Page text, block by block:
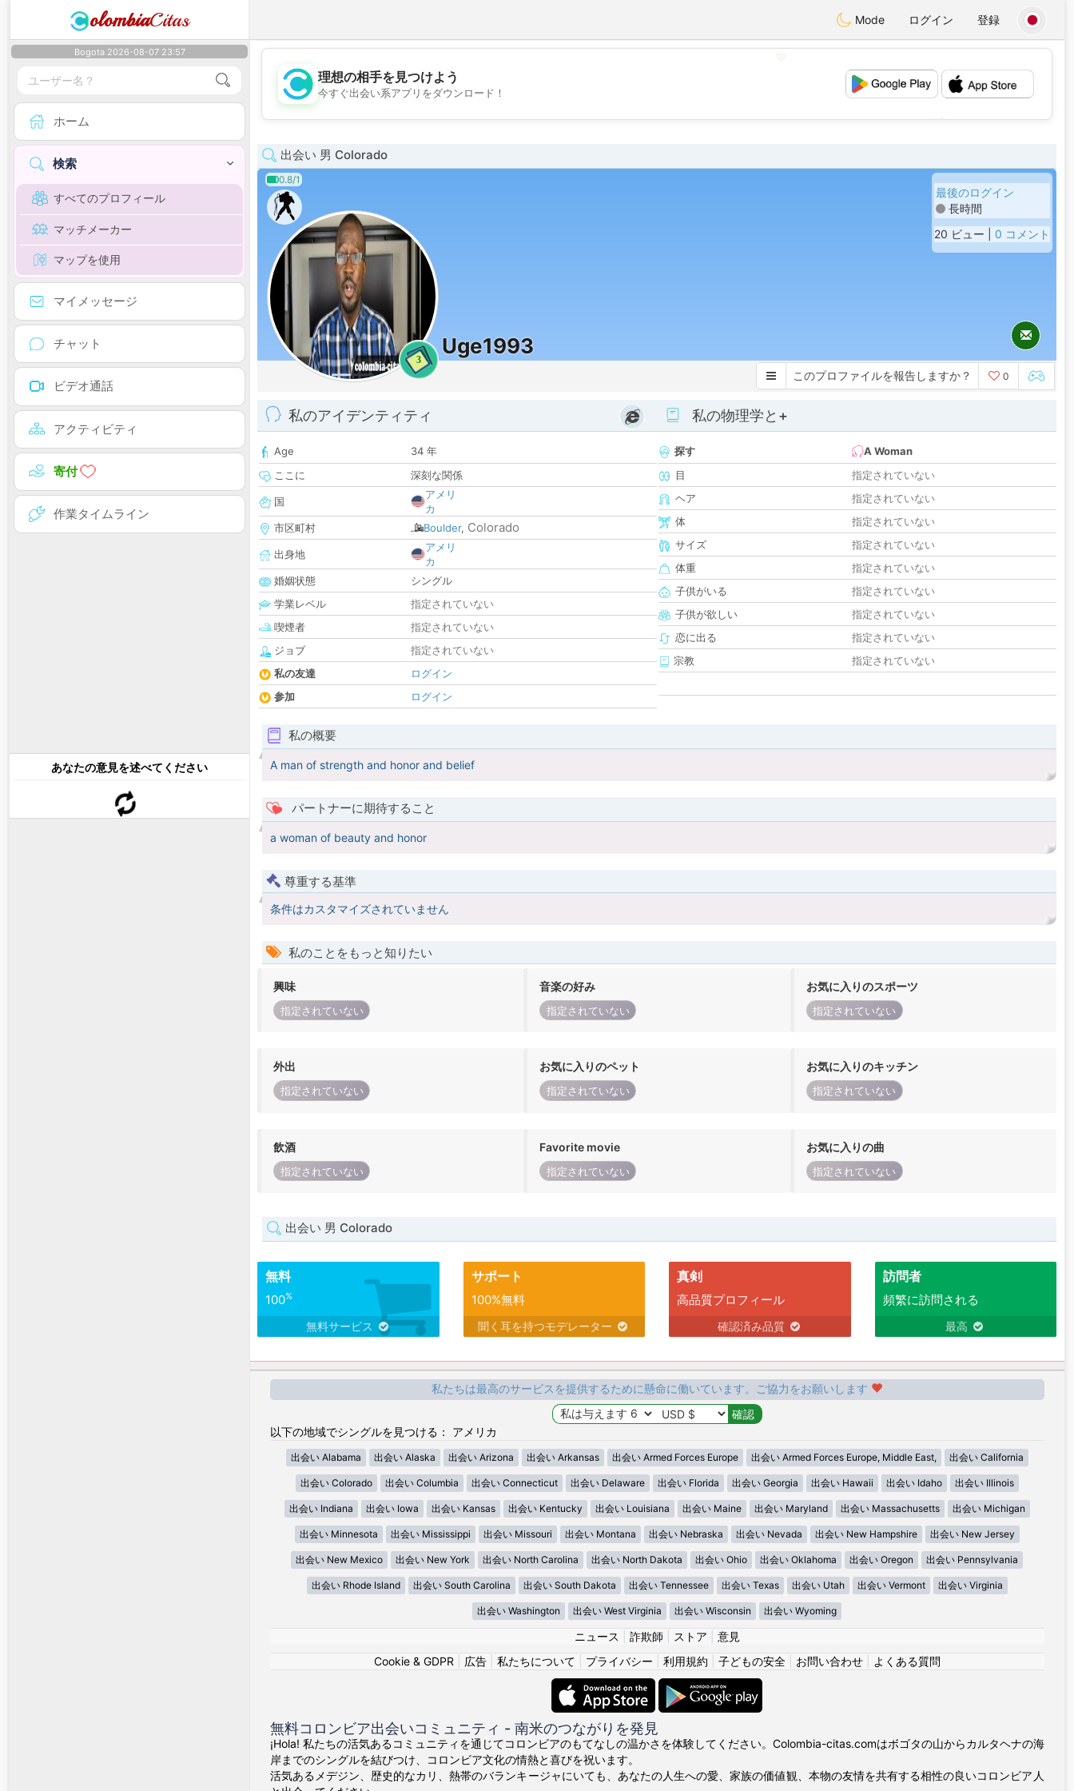
olombiaCitas Mode ログイン 登録
Bogota 2026-08-07 23:57
ホーム
検索
すべてのプロフィール
マッチメーカー
マップを使用
マイメッセージ
チャット
ビデオ通話
アクティビティ
寄付
作業タイムライン
あなたの意見を述べてください
💖
💕
理想の相手を見つけよう
今すぐ出会い系アプリをダウンロード！
出会い 男 Colorado
0.8/1
3
Uge1993
最後のログイン
長時間
20 ビュー | 0 コメント
このプロファイルを報告しますか？ 0
私のアイデンティティ
Age
34 年
ここに
深刻な関係
国
アメリ
カ
市区町村
Boulder, Colorado
出身地
アメリ
カ
婚姻状態
シングル
学業レベル
指定されていない
喫煙者
指定されていない
ジョブ
指定されていない
私の友達
ログイン
参加
ログイン
私の物理学と+
探す
A Woman
目
指定されていない
ヘア
指定されていない
体
指定されていない
サイズ
指定されていない
体重
指定されていない
子供がいる
指定されていない
子供が欲しい
指定されていない
恋に出る
指定されていない
宗教
指定されていない
私の概要
A man of strength and honor and belief
パートナーに期待すること
a woman of beauty and honor
尊重する基準
条件はカスタマイズされていません
私のことをもっと知りたい
興味
指定されていない
音楽の好み
指定されていない
お気に入りのスポーツ
指定されていない
外出
指定されていない
お気に入りのペット
指定されていない
お気に入りのキッチン
指定されていない
飲酒
指定されていない
Favorite movie
指定されていない
お気に入りの曲
指定されていない
出会い 男 Colorado
無料
100%
無料サービス
サポート
100%無料
聞く耳を持つモデレーター
真剣
高品質プロフィール
確認済み品質
訪問者
頻繁に訪問される
最高
私たちは最高のサービスを提供するために懸命に働いています。ご協力をお願いします
以下の地域でシングルを見つける： アメリカ
出会い Alabama 出会い Alaska 出会い Arizona 出会い Arkansas 出会い Armed Forces Europe 出会い Armed Forces Europe, Middle East, 出会い California
出会い Colorado 出会い Columbia 出会い Connecticut 出会い Delaware 出会い Florida 出会い Georgia 出会い Hawaii 出会い Idaho 出会い Illinois
出会い Indiana 出会い Iowa 出会い Kansas 出会い Kentucky 出会い Louisiana 出会い Maine 出会い Maryland 出会い Massachusetts 出会い Michigan
出会い Minnesota 出会い Mississippi 出会い Missouri 出会い Montana 出会い Nebraska 出会い Nevada 出会い New Hampshire 出会い New Jersey
出会い New Mexico 出会い New York 出会い North Carolina 出会い North Dakota 出会い Ohio 出会い Oklahoma 出会い Oregon 出会い Pennsylvania
出会い Rhode Island 出会い South Carolina 出会い South Dakota 出会い Tennessee 出会い Texas 出会い Utah 出会い Vermont 出会い Virginia
出会い Washington 出会い West Virginia 出会い Wisconsin 出会い Wyoming
ニュース 詐欺師 ストア
意見
Cookie & GDPR
広告| 私たちについて プライバシー 利用規約 子どもの安全| お問い合わせ| よくある質問
無料コロンビア出会いコミュニティ - 南米のつながりを発見
¡Hola! 私たちの活気あるコミュニティを通じてコロンビアのもてなしの温かさを体験してください。Colombia-citas.comはボゴタの山からカルタヘナの海
岸までのシングルを結びつけ、コロンビア文化の情熱と喜びを祝います。
活気あるメデジン、歴史的なカリ、熱帯のバランキージャにいても、あなたの人生への愛、家族の価値観、本物の友情を共有する相性の良いコロンビア人